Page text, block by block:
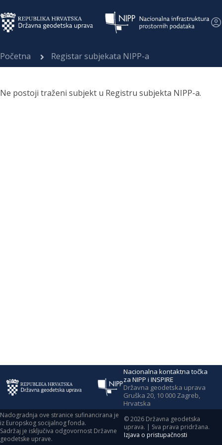
Početna Registar subjekata NIPP-a
Ne postoji traženi subjekt u Registru subjekta NIPP-a.
Nacionalna kontaktna točka
za NIPP i INSPIRE
Državna geodetska uprava
Gruška 20, 10 000 Zagreb,
Hrvatska
Nadogradnja ove stranice sufinancirana je
iz Europskog socijalnog fonda.
Sadržaj je isključiva odgovornost Državne
geodetske uprave.
©2026 Državna geodetska
uprava. | Sva prava pridržana.
Izjava o pristupačnosti